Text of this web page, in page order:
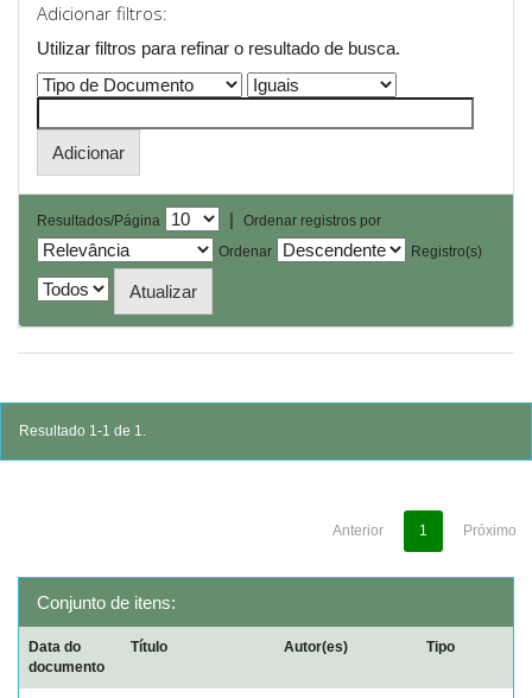
Adicionar filtros:
Utilizar filtros para refinar o resultado de busca.
Resultados/Página |
Ordenar registros por
Ordenar
Registro(s)
Resultado 1-1 de 1.
Anterior 1 Próximo
Conjunto de itens:
Data do
documento
Título Autor(es) Tipo